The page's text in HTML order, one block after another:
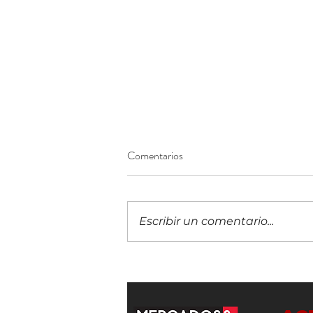
virtual la ruta hacia Innkind FiEd
2026 para debatir el impacto de
Comentarios
Escribir un comentario...